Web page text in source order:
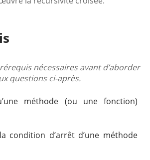
nécessaires avant d’aborder
questions ci-après.
méthode (ou une fonction)
condition d’arrêt d’une méthode